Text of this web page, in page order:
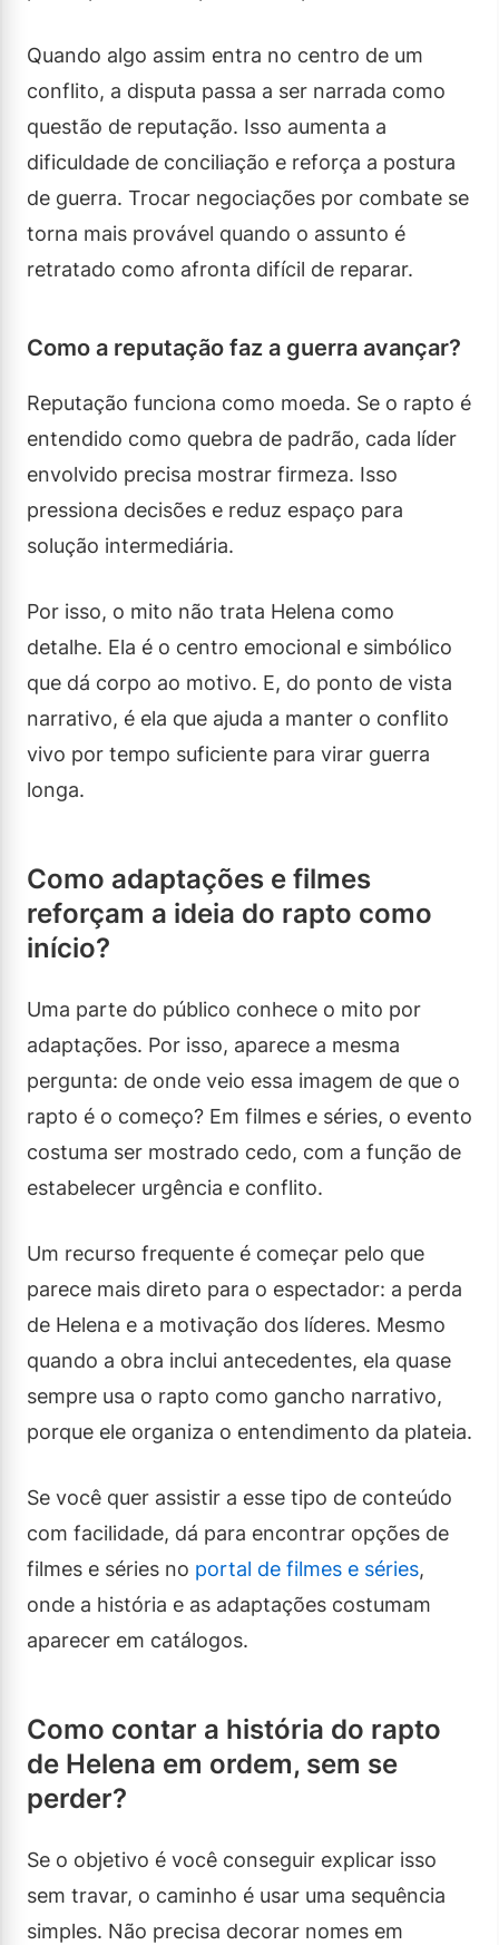
Quando algo assim entra no centro de um
conflito, a disputa passa a ser narrada como
questão de reputação. Isso aumenta a
dificuldade de conciliação e reforça a postura
de guerra. Trocar negociações por combate se
torna mais provável quando o assunto é
retratado como afronta difícil de reparar.
Como a reputação faz a guerra avançar?
Reputação funciona como moeda. Se o rapto é
entendido como quebra de padrão, cada líder
envolvido precisa mostrar firmeza. Isso
pressiona decisões e reduz espaço para
solução intermediária.
Por isso, o mito não trata Helena como
detalhe. Ela é o centro emocional e simbólico
que dá corpo ao motivo. E, do ponto de vista
narrativo, é ela que ajuda a manter o conflito
vivo por tempo suficiente para virar guerra
longa.
Como adaptações e filmes
reforçam a ideia do rapto como
início?
Uma parte do público conhece o mito por
adaptações. Por isso, aparece a mesma
pergunta: de onde veio essa imagem de que o
rapto é o começo? Em filmes e séries, o evento
costuma ser mostrado cedo, com a função de
estabelecer urgência e conflito.
Um recurso frequente é começar pelo que
parece mais direto para o espectador: a perda
de Helena e a motivação dos líderes. Mesmo
quando a obra inclui antecedentes, ela quase
sempre usa o rapto como gancho narrativo,
porque ele organiza o entendimento da plateia.
Se você quer assistir a esse tipo de conteúdo
com facilidade, dá para encontrar opções de
filmes e séries no portal de filmes e séries,
onde a história e as adaptações costumam
aparecer em catálogos.
Como contar a história do rapto
de Helena em ordem, sem se
perder?
Se o objetivo é você conseguir explicar isso
sem travar, o caminho é usar uma sequência
simples. Não precisa decorar nomes em